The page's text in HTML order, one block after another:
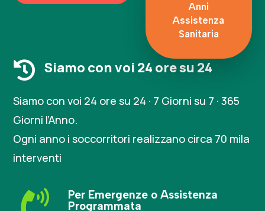
Anni
Assistenza
Sanitaria
 Siamo con voi 24 ore su 24
Siamo con voi 24 ore su 24 · 7 Giorni su 7 · 365
Giorni l’Anno.
Ogni anno i soccorritori realizzano circa 70 mila
interventi
Per Emergenze o Assistenza
Programmata